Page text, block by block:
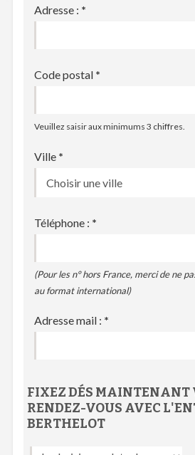
Adresse : *
Code postal *
Veuillez saisir aux minimums 3 chiffres.
Ville *
Téléphone : *
(Pour les n° hors France, merci de ne
au format international)
Adresse mail : *
FIXEZ DÉS MAINTENANT
RENDEZ-VOUS AVEC L'
BERTHELOT